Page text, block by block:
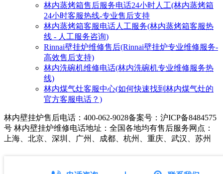
林内蒸烤箱售后服务电话24小时人工(林内蒸烤箱
24小时客服热线-专业售后支持
林内蒸烤箱客服电话人工服务(林内蒸烤箱客服热
线 - 人工服务咨询)
Rinnai壁挂炉维修售后(Rinnai壁挂炉专业维修服务-
高效售后支持)
林内洗碗机维修电话(林内洗碗机专业维修服务热
线)
林内煤气灶客服中心(如何快速找到林内煤气灶的
官方客服电话？)
林内壁挂炉售后电话：400-062-9028备案号：沪ICP备8484575
号 林内壁挂炉维修电话地址：全国各地均有售后服务网点：
上海、北京、深圳、广州、成都、杭州、重庆、武汉、苏州